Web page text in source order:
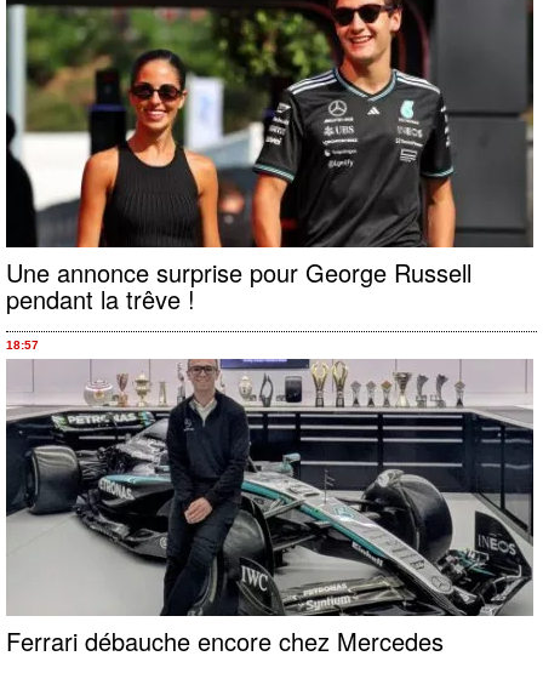
Une annonce surprise pour George Russell
pendant la trêve !
18:57
Ferrari débauche encore chez Mercedes